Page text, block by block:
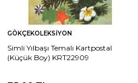
GÖKÇEKOLEKSIYON
Simli Yılbaşı Temalı Kartpostal
(Küçük Boy) KRT22909